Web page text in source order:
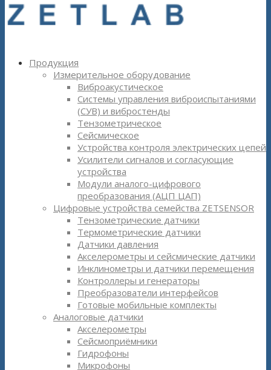
Продукция
Измерительное оборудование
Виброакустическое
Системы управления виброиспытаниями
(СУВ) и вибростенды
Тензометрическое
Сейсмическое
Устройства контроля электрических цепей
Усилители сигналов и согласующие
устройства
Модули аналого-цифрового
преобразования (АЦП ЦАП)
Цифровые устройства семейства ZETSENSOR
Тензометрические датчики
Термометрические датчики
Датчики давления
Акселерометры и сейсмические датчики
Инклинометры и датчики перемещения
Контроллеры и генераторы
Преобразователи интерфейсов
Готовые мобильные комплекты
Аналоговые датчики
Акселерометры
Сейсмоприёмники
Гидрофоны
Микрофоны